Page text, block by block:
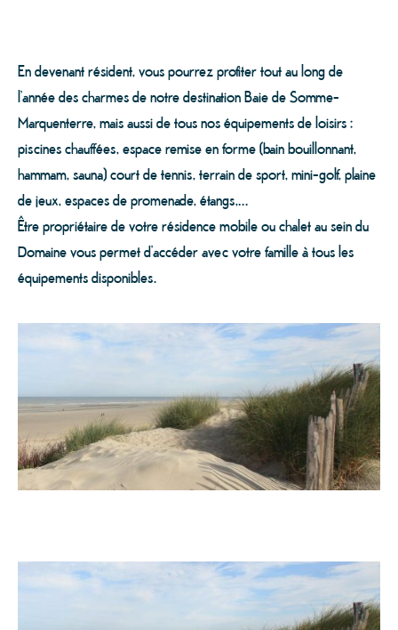
En devenant résident, vous pourrez profiter tout au long de
l’année des charmes de notre destination Baie de Somme-
Marquenterre, mais aussi de tous nos équipements de loisirs :
piscines chauffées, espace remise en forme (bain bouillonnant,
hammam, sauna) court de tennis, terrain de sport, mini-golf, plaine
de jeux, espaces de promenade, étangs,…
Être propriétaire de votre résidence mobile ou chalet au sein du
Domaine vous permet d’accéder avec votre famille à tous les
équipements disponibles.